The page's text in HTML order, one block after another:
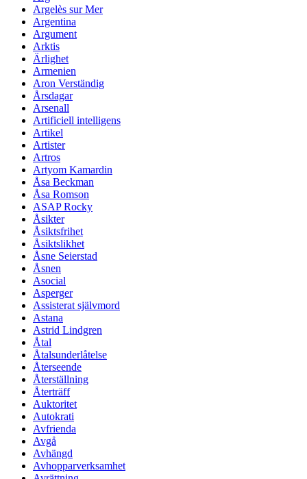
Argelès sur Mer
Argentina
Argument
Arktis
Ärlighet
Armenien
Aron Verständig
Årsdagar
Arsenall
Artificiell intelligens
Artikel
Artister
Artros
Artyom Kamardin
Åsa Beckman
Åsa Romson
ASAP Rocky
Åsikter
Åsiktsfrihet
Åsiktslikhet
Åsne Seierstad
Åsnen
Asocial
Asperger
Assisterat självmord
Astana
Astrid Lindgren
Åtal
Åtalsunderlåtelse
Återseende
Återställning
Återträff
Auktoritet
Autokrati
Avfrienda
Avgå
Avhängd
Avhopparverksamhet